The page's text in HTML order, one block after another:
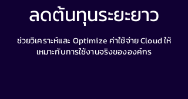
ลดต้นทุนระยะยาว
ช่วยวิเคราะห์และ Optimize ค่าใช้จ่าย Cloud ให้
เหมาะกับการใช้งานจริงขององค์กร